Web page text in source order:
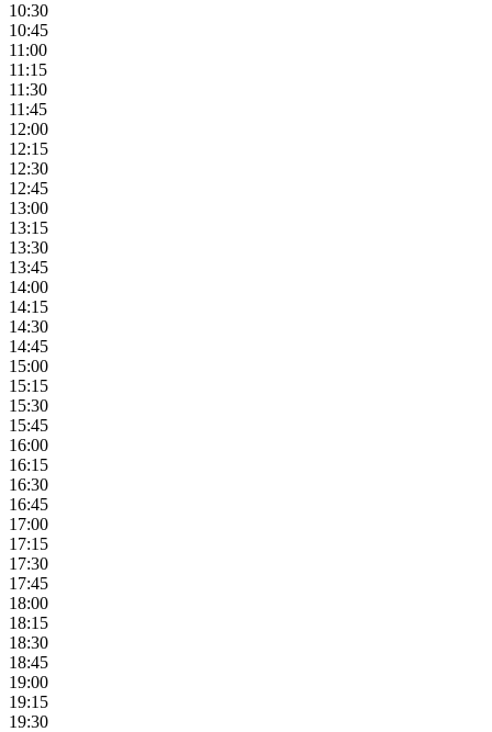
10:30
10:45
11:00
11:15
11:30
11:45
12:00
12:15
12:30
12:45
13:00
13:15
13:30
13:45
14:00
14:15
14:30
14:45
15:00
15:15
15:30
15:45
16:00
16:15
16:30
16:45
17:00
17:15
17:30
17:45
18:00
18:15
18:30
18:45
19:00
19:15
19:30